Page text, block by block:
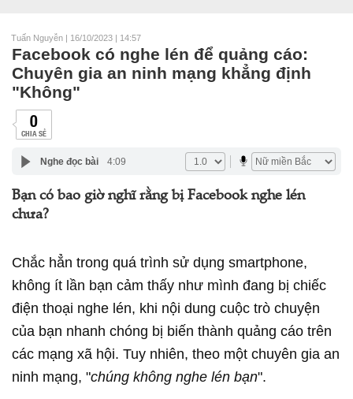
Tuấn Nguyễn | 16/10/2023 | 14:57
Facebook có nghe lén để quảng cáo:
Chuyên gia an ninh mạng khẳng định
"Không"
0
CHIA SẺ
Nghe đọc bài 4:09
Bạn có bao giờ nghĩ rằng bị Facebook nghe lén
chưa?
Chắc hẳn trong quá trình sử dụng smartphone,
không ít lần bạn cảm thấy như mình đang bị chiếc
điện thoại nghe lén, khi nội dung cuộc trò chuyện
của bạn nhanh chóng bị biến thành quảng cáo trên
các mạng xã hội. Tuy nhiên, theo một chuyên gia an
ninh mạng, "chúng không nghe lén bạn".